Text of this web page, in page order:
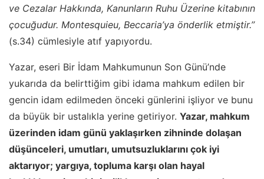
ve Cezalar Hakkında, Kanunların Ruhu Üzerine kitabının
çocuğudur. Montesquieu, Beccaria’ya önderlik etmiştir.’’
(s.34) cümlesiyle atıf yapıyordu.
Yazar, eseri Bir İdam Mahkumunun Son Günü’nde
yukarıda da belirttiğim gibi idama mahkum edilen bir
gencin idam edilmeden önceki günlerini işliyor ve bunu
da büyük bir ustalıkla yerine getiriyor. Yazar, mahkum
üzerinden idam günü yaklaşırken zihninde dolaşan
düşünceleri, umutları, umutsuzluklarını çok iyi
aktarıyor; yargıya, topluma karşı olan hayal